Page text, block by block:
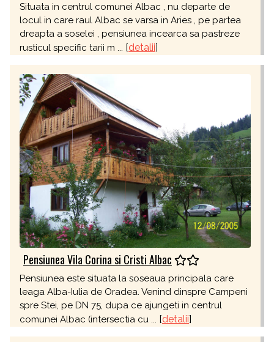
Situata in centrul comunei Albac , nu departe de
locul in care raul Albac se varsa in Aries , pe partea
dreapta a soselei , pensiunea incearca sa pastreze
rusticul specific tarii m ... [detalii]
Pensiunea Vila Corina si Cristi Albac
Pensiunea este situata la soseaua principala care
leaga Alba-Iulia de Oradea. Venind dinspre Campeni
spre Stei, pe DN 75, dupa ce ajungeti in centrul
comunei Albac (intersectia cu ... [detalii]